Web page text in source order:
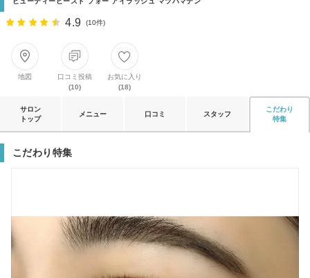
4.9 (10件)
地図
口コミ投稿
(10)
お気に入り
(18)
サロン
トップ
メニュー 口コミ スタッフ
こだわり
特集
こだわり特集